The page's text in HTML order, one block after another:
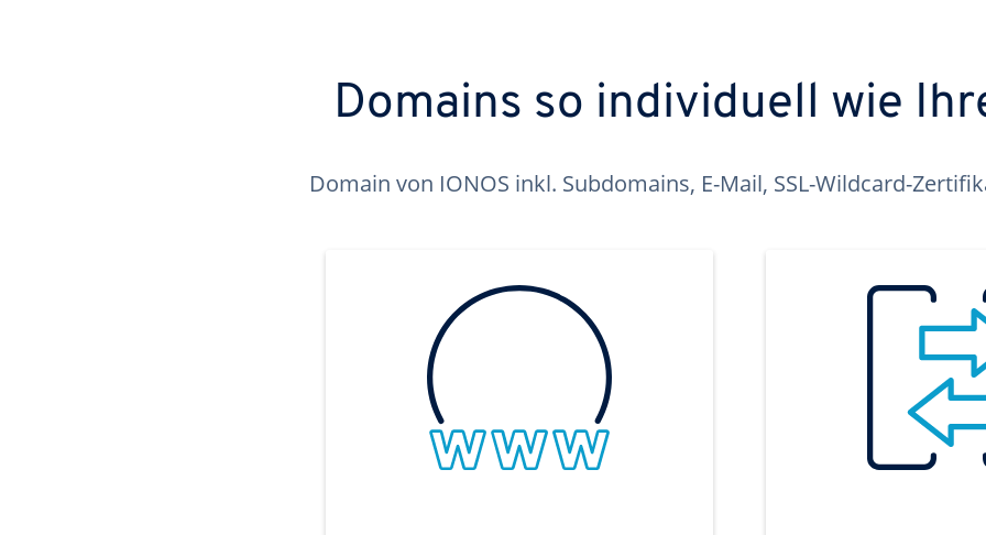
Domains so individuell wie
Domain von IONOS inkl. Subdomains, E-Mail, SSL-Wildcard-